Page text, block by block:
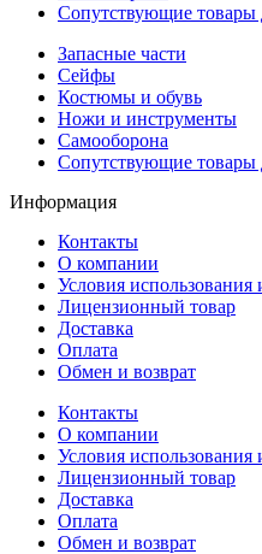
Сопутствующие товары
Запасные части
Сейфы
Костюмы и обувь
Ножи и инструменты
Самооборона
Сопутствующие товары
Информация
Контакты
О компании
Условия использования
Лицензионный товар
Доставка
Оплата
Обмен и возврат
Контакты
О компании
Условия использования
Лицензионный товар
Доставка
Оплата
Обмен и возврат